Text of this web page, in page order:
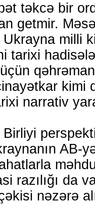
təkcə bir
getmir.
milli
tarixi
kimi
narrativ
AB-
razılığı da
nəzərə